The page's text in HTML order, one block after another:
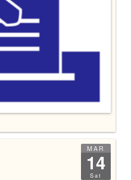
MAR
14
Sat